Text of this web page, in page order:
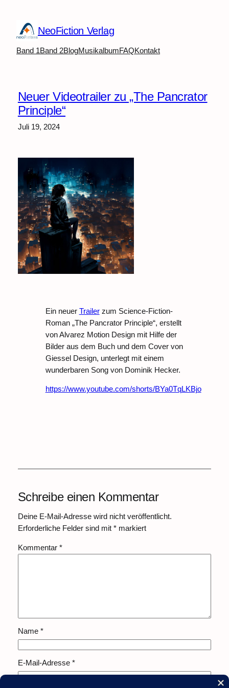
springen
NeoFiction Verlag
Band 1Band 2BlogMusikalbumFAQKontakt
Neuer Videotrailer zu „The Pancrator
Principle“
Juli 19, 2024
Ein neuer Trailerzum Science-Fiction-
Roman „The Pancrator Principle“, erstellt
von Alvarez Motion Design mit Hilfe der
Bilder aus dem Buch und dem Cover von
Giessel Design, unterlegt mit einem
wunderbaren Song von Dominik Hecker.
https://www.youtube.com/shorts/BYa0TqLKBjo
Schreibe einen Kommentar
Deine E-Mail-Adresse wird nicht veröffentlicht.
Erforderliche Felder sind mit *markiert
Kommentar *
Name *
E-Mail-Adresse *